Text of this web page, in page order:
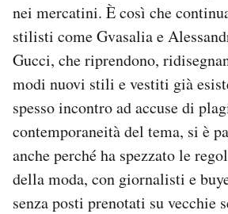
nei mercatini. È così che
stilisti come Gvasalia e
Gucci, che riprendono,
modi nuovi stili e vestiti già
spesso incontro ad accuse di
contemporaneità del tema, si è
anche perché ha spezzato le
della moda, con giornalisti e
senza posti prenotati su vecchie